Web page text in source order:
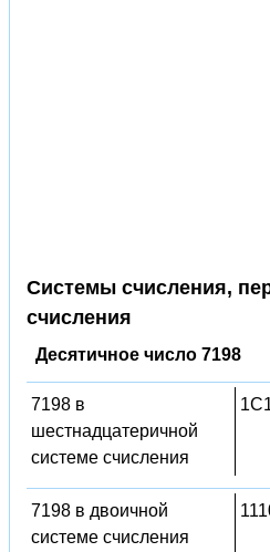
Системы счисления,
счисления
Десятичное число 7198
7198 в
шестнадцатеричной
системе счисления
7198 в двоичной
системе счисления